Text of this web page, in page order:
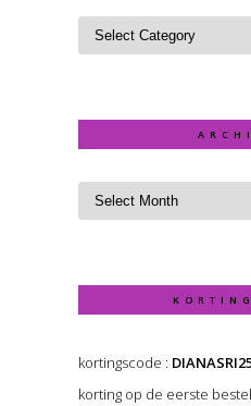
kortingscode :
korting op de eerste